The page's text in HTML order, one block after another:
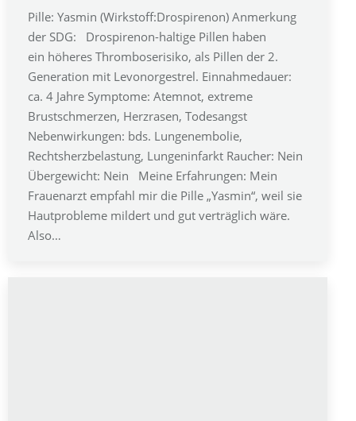
Pille: Yasmin (Wirkstoff:Drospirenon) Anmerkung
der SDG: Drospirenon-haltige Pillen haben
ein höheres Thromboserisiko, als Pillen der 2.
Generation mit Levonorgestrel. Einnahmedauer:
ca. 4 Jahre Symptome: Atemnot, extreme
Brustschmerzen, Herzrasen, Todesangst
Nebenwirkungen: bds. Lungenembolie,
Rechtsherzbelastung, Lungeninfarkt Raucher: Nein
Übergewicht: Nein Meine Erfahrungen: Mein
Frauenarzt empfahl mir die Pille „Yasmin“, weil sie
Hautprobleme mildert und gut verträglich wäre.
Also…